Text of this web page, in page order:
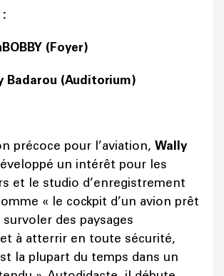
(Foyer)
Badarou (Auditorium)
précoce pour l’aviation, Wally
un intérêt pour les
et le studio d’enregistrement
« le cockpit d’un avion prêt
des paysages
à atterrir en toute sécurité,
la plupart du temps dans un